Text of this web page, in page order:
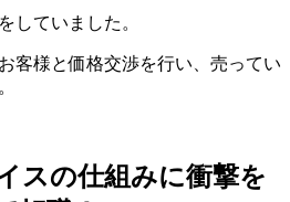
していました。
客様と価格交渉を行い、売ってい
スの仕組みに衝撃を